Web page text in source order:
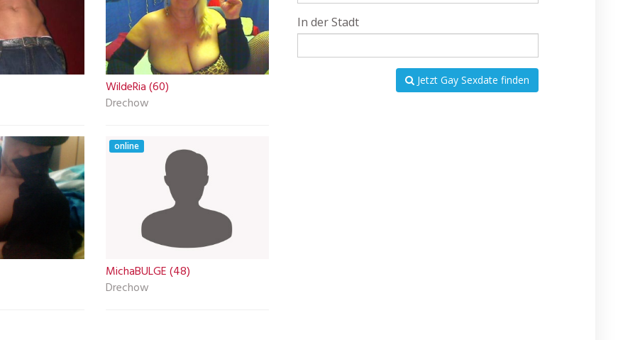
WildeRia (60)
Drechow
online
MichaBULGE (48)
Drechow
In der Stadt
Jetzt Gay Sexdate finden